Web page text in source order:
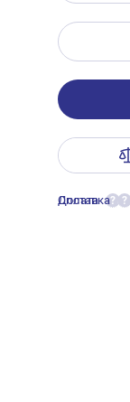
Оплата ?
Доставка ?